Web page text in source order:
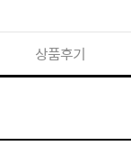
상품후기